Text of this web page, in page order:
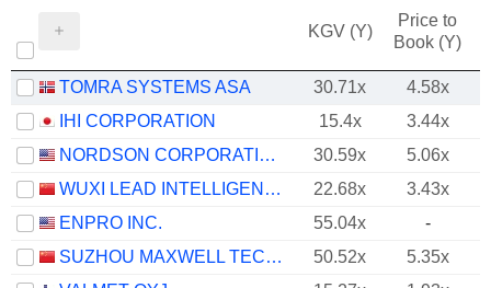
KGV (Y)
Price to
Book (Y)
TOMRA SYSTEMS ASA 30.71x
4.58x
IHI CORPORATION
15.4x
3.44x
NORDSON CORPORATION
30.59x
5.06x
WUXI LEAD INTELLIGENT EQUIPMENT CO.,LTD.
22.68x
3.43x
ENPRO INC.
55.04x
-
SUZHOU MAXWELL TECHNOLOGIES CO., LTD.
50.52x
5.35x